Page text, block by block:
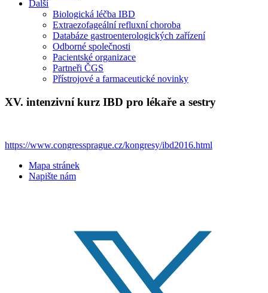
Další
Biologická léčba IBD
Extraezofageální refluxní choroba
Databáze gastroenterologických zařízení
Odborné společnosti
Pacientské organizace
Partneři ČGS
Přístrojové a farmaceutické novinky
XV. intenzivní kurz IBD pro lékaře a sestry
https://www.congressprague.cz/kongresy/ibd2016.html
Mapa stránek
Napište nám